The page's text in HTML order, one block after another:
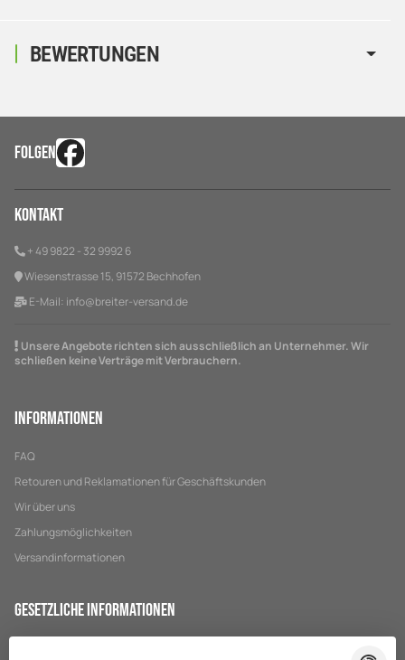
BEWERTUNGEN
FOLGEN
Kontakt
+ 49 9822 - 32 9992 6
Wiesenstrasse 15, 91572 Bechhofen
E-Mail: info@breiter-versand.de
Unsere Angebote richten sich ausschließlich an Unternehmer. Wir
schließen keine Verträge mit Verbrauchern.
Informationen
FAQ
Retouren und Reklamationen für Geschäftskunden
Wir über uns
Zahlungsmöglichkeiten
Versandinformationen
Gesetzliche Informationen